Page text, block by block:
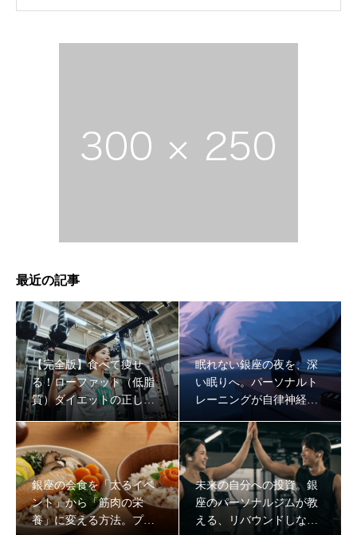
眠れない銀座の夜を、深い眠りへ。パーソナルトレーニン
る方法。プロが教えるスマートな外食戦略
未来の自分への投資。銀座のパーソナルジムが教える、リ
バウンドしない「一生モノの代謝」の作り方
最近の記事
【完全版】食べて痩せ
る！ローファット（低脂
質）ダイエットの正しい
やり方と成功する食材選
眠れない銀座の夜を、深
い眠りへ。パーソナルト
レーニングが自律神経を
整え、最強の「脳の休
息」をもたらす理由
銀座の会食を「太るイベ
ント」から「筋肉の栄
養」に変える方法。プロ
未来の自分への投資。銀
座のパーソナルジムが教
える、リバウンドしない